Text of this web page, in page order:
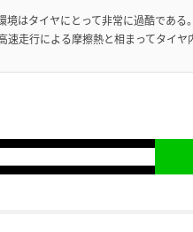
はタイヤにとって非常に過酷である
走行による摩擦熱と相まってタイヤ